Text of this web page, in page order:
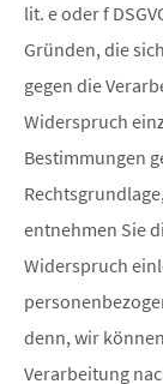
lit. e oder f
Gründen, die
gegen die
Widerspruch
Bestimmungen
entnehmen Sie
Widerspruch
denn, wir
Verarbeitung